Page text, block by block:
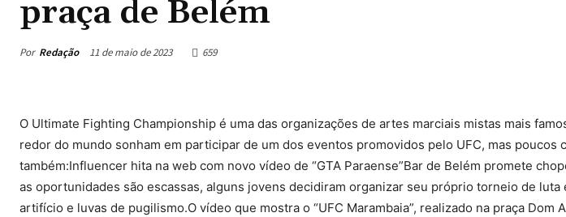
praça de Belém
Por Redação 11 de maio de 2023 659
O Ultimate Fighting Championship é uma das organizações de artes marciais mistas mais
redor do mundo sonham em participar de um dos eventos promovidos pelo UFC, mas poucos
também:Influencer hita na web com novo vídeo de “GTA Paraense”Bar de Belém promete
as oportunidades são escassas, alguns jovens decidiram organizar seu próprio torneio de luta
artifício e luvas de pugilismo.O vídeo que mostra o “UFC Marambaia”, realizado na praça Dom